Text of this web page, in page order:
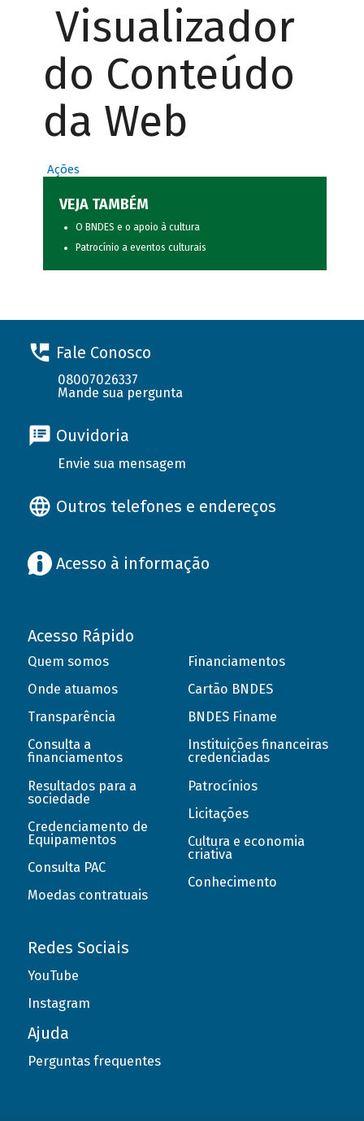
Visualizador
do Conteúdo
da Web
Ações
VEJA TAMBÉM
O BNDES e o apoio à cultura
Patrocínio a eventos culturais
Fale Conosco
08007026337
Mande sua pergunta
Ouvidoria
Envie sua mensagem
Outros telefones e endereços
Acesso à informação
Acesso Rápido
Quem somos
Onde atuamos
Transparência
Consulta a
financiamentos
Resultados para a
sociedade
Credenciamento de
Equipamentos
Consulta PAC
Moedas contratuais
Financiamentos
Cartão BNDES
BNDES Finame
Instituições financeiras
credenciadas
Patrocínios
Licitações
Cultura e economia
criativa
Conhecimento
Redes Sociais
YouTube
Instagram
Ajuda
Perguntas frequentes